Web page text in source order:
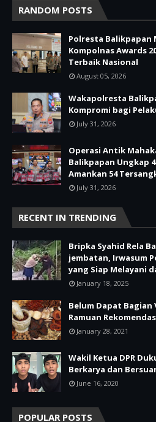
RANDOM POSTS
Polresta Balikpapan
Kompolnas Awards
Terbaik Nasional
August 05, 2026
Wakapolresta
Kompromi bagi
July 31, 2026
Operasi Antik
Balikpapan Ungkap
Amankan 54
July 31, 2026
RECENT IN TRENDING
Bripka Syahid Rela
jembatan, Irwasum
yang Siap Melayani
January 18, 2025
Belum Dapat Bagian
Ramuan
January 28, 2021
Wakil Ketua DPR
Berkarya dan
June 16, 2020
POPULAR POSTS